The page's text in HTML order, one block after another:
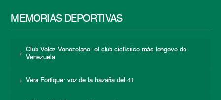
MEMORIAS DEPORTIVAS
Club Veloz Venezolano: el club ciclístico más longevo de
Venezuela
Vera Fortique: voz de la hazaña del 41